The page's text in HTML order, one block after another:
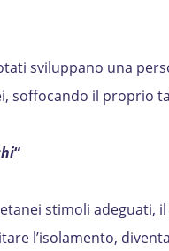
sviluppano una
soffocando il proprio
“
stimoli adeguati,
l’isolamento,